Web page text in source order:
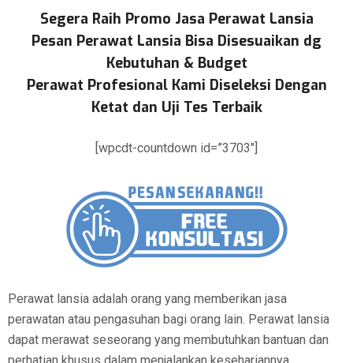
Segera Raih Promo Jasa Perawat Lansia
Pesan Perawat Lansia Bisa Disesuaikan dg
Kebutuhan & Budget
Perawat Profesional Kami Diseleksi Dengan
Ketat dan Uji Tes Terbaik
[wpcdt-countdown id=”3703″]
Perawat lansia adalah orang yang memberikan jasa
perawatan atau pengasuhan bagi orang lain. Perawat lansia
dapat merawat seseorang yang membutuhkan bantuan dan